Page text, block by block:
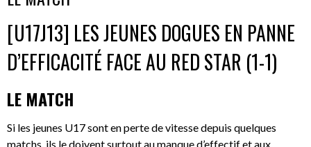
[U17J13] LES JEUNES DOGUES EN PANNE
D’EFFICACITÉ FACE AU RED STAR (1-1)
LE MATCH
Si les jeunes U17 sont en perte de vitesse depuis quelques
matchs, ils le doivent surtout au manque d’effectif et aux